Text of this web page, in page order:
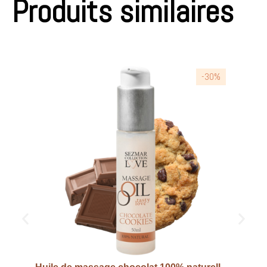
Produits similaires
-30%